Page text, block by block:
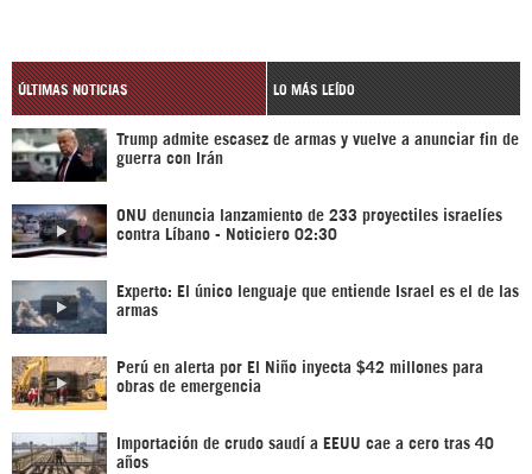
ÚLTIMAS NOTICIAS LO MÁS LEÍDO
Trump admite escasez de armas y vuelve a anunciar fin de
guerra con Irán
ONU denuncia lanzamiento de 233 proyectiles israelíes
contra Líbano - Noticiero 02:30
Experto: El único lenguaje que entiende Israel es el de las
armas
Perú en alerta por El Niño inyecta $42 millones para
obras de emergencia
Importación de crudo saudí a EEUU cae a cero tras 40
años